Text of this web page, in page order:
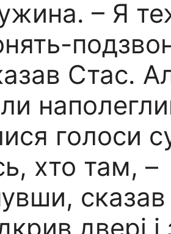
– Я
Стас.
голоси
хто там, –
сказав